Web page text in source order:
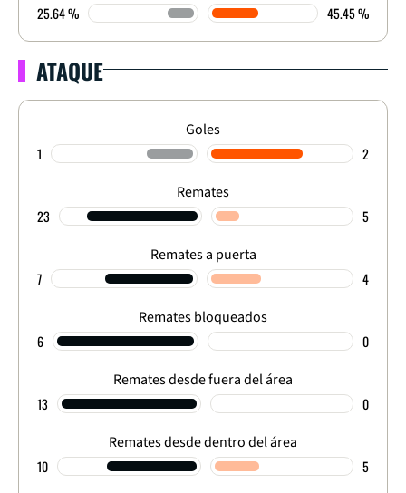
25.64 % 45.45 %
ATAQUE
Goles
1 2
Remates
23 5
Remates a puerta
7 4
Remates bloqueados
6 0
Remates desde fuera del área
13 0
Remates desde dentro del área
10 5